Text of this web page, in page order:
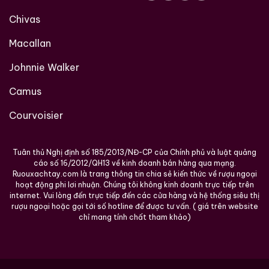
Tennessee
Thêm đá lớn để làm dịu và mở hương
Pha chế cocktail cổ điển như Whiskey & Cola, Old
thưởng thức thường song hành cùng giá trị trưng bày
Giá trị biểu tượng và sưu tầm
Jack Daniel’s Guitar Gift Set 70cl mang giá trị vượt
lên trên bản thân chai rượu. Đây là sản phẩm đại diện
cho sự giao thoa giữa whisky và âm nhạc, giữa truyền
Chivas
Macallan
Johnnie Walker
Camus
Courvoisier
Tuân thủ Nghị định số 185/2013/NĐ-CP của Chính phủ và luật quảng
cáo số 16/2012/QH13 về kinh doanh bán hàng qua mạng.
Ruouxachtay.com là trang thông tin chia sẻ kiến thức về rượu ngoại
hoạt động phi lơi nhuận. Chúng tôi không kinh doanh trực tiếp trên
internet. Vui lòng đến trực tiếp đến các cửa hàng và hệ thống siêu thị
rượu ngoại hoặc gọi tới số hotline để được tư vấn. ( giá trên website
chỉ mang tính chất tham khảo)